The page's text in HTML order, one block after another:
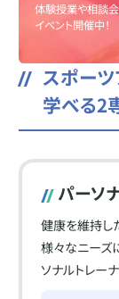
体験授業や相談
イベント開催中！
スポーツ
学べる2
パーソ
健康を維持し
様々なニーズ
ソナルトレー